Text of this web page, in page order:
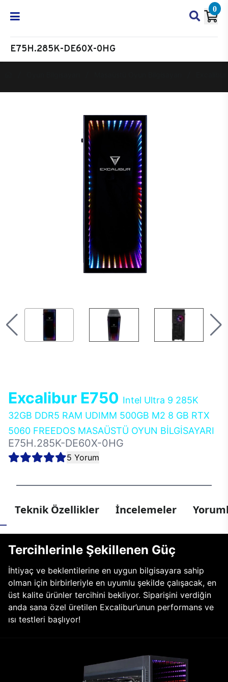
0
E75H.285K-DE60X-0HG
Excalibur E750 Intel Ultra 9 285K
32GB DDR5 RAM UDIMM 500GB M2 8 GB RTX
5060 FREEDOS MASAÜSTÜ OYUN BİLGİSAYARI
E75H.285K-DE60X-0HG
5 Yorum
Teknik Özellikler İncelemeler
Tercihlerinle Şekillenen Güç
İhtiyaç ve beklentilerine en uygun bilgisayara sahip
olman için birbirleriyle en uyumlu şekilde çalışacak, en
üst kalite ürünler tercihini bekliyor. Siparişini verdiğin
anda sana özel üretilen Excalibur’unun performans ve
ısı testleri başlıyor!